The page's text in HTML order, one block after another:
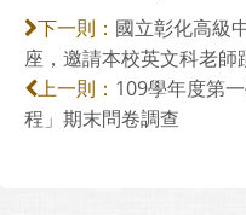
下一則： 國立彰化高級
座，邀請本校英文科老師
上一則： 109學年度第
程」期末問卷調查